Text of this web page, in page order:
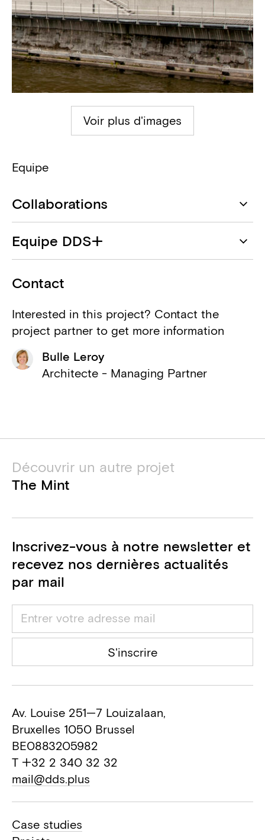
Voir plus d'images
Equipe
Collaborations
Architecte
Maître d'ouvrage
Ville de Charleroi
Pouvoir adjudicateur
Elodin - Els Soudan
Architecture d'intérieur
et techniques spéciales
Eric Bruyère
Consultant acoustique
Bureau PS2
Valens-Duchene (Eiffage)
Entreprise gros œuvre
Franki (Willemen)
Entreprise parachèvement
Equipe DDS+
Contact
Interested in this project? Contact the
project partner to get more information
Bulle Leroy
Architecte - Managing Partner
Découvrir un autre projet
The Mint
Inscrivez-vous à notre newsletter et
recevez nos dernières actualités
par mail
S'inscrire
Av. Louise 251—7 Louizalaan,
Bruxelles 1050 Brussel
BE0883205982
T +32 2 340 32 32
mail@dds.plus
Case studies